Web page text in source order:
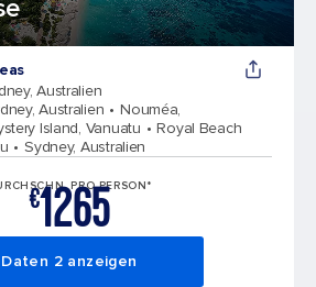
Australien
Australien
Nouméa,
Island, Vanuatu
Royal Beach
Sydney, Australien
PRO PERSON*
€1265
Daten 2 anzeigen